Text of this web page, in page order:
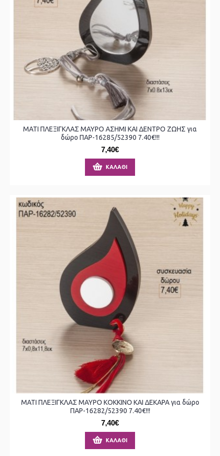
ΜΑΤΙ ΠΛΕΞΙΓΚΛΑΣ ΜΑΥΡΟ ΑΣΗΜΙ ΚΑΙ ΔΕΝΤΡΟ ΖΩΗΣ για
δώρο ΠΑΡ-16285/52390 7.40€!!!
7,40€
ΚΑΛΆΘΙ
ΜΑΤΙ ΠΛΕΞΙΓΚΛΑΣ ΜΑΥΡΟ ΚΟΚΚΙΝΟ ΚΑΙ ΔΕΚΑΡΑ για δώρο
ΠΑΡ-16282/52390 7.40€!!!
7,40€
ΚΑΛΆΘΙ